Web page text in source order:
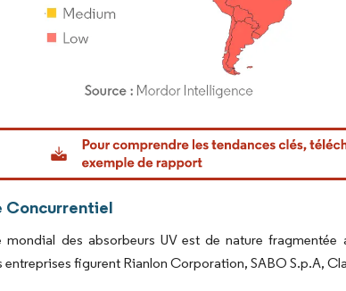
Intelligence. La réutilisation nécessite une attribution sous CC BY 4.0.
Concurrentiel
mondial des absorbeurs UV est de nature
figurent Rianlon Corporation, SABO S.p.A,